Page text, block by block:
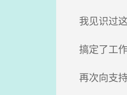
我见识过这
搞定了工作
再次向支持